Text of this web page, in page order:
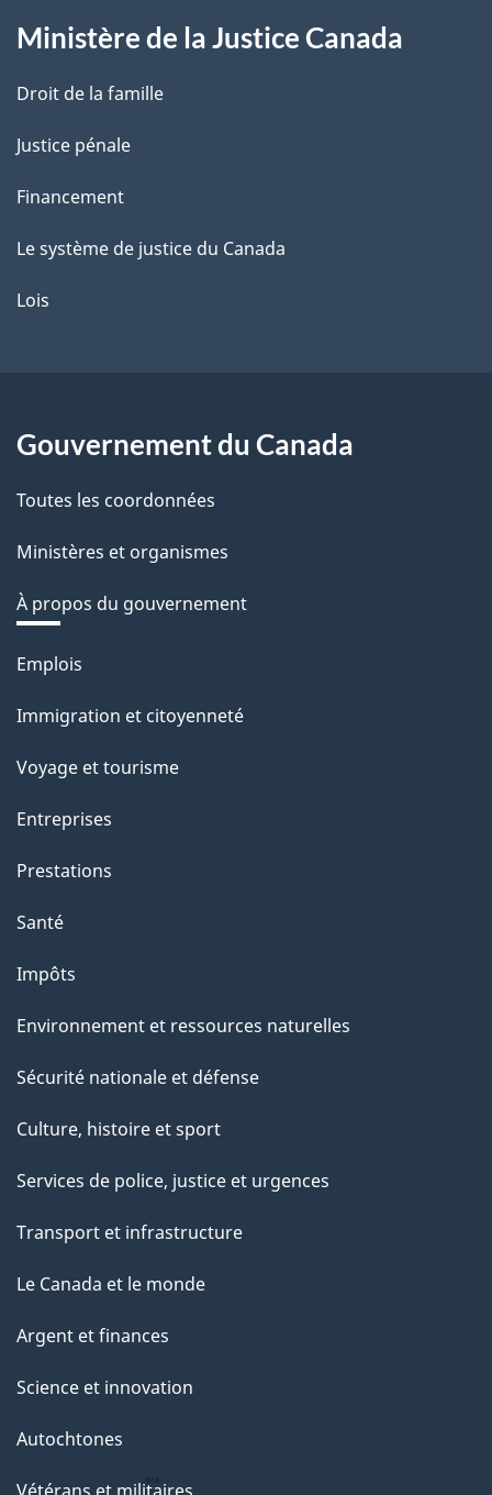
e
Ministère de la Justice Canada
Droit de la famille
Justice pénale
Financement
Le système de justice du Canada
Lois
Gouvernement du Canada
Toutes les coordonnées
Ministères et organismes
À propos du gouvernement
Thèmes
sujets
Emplois
Immigration et citoyenneté
Voyage et tourisme
Entreprises
Prestations
Santé
Impôts
Environnement et ressources naturelles
Sécurité nationale et défense
Culture, histoire et sport
Services de police, justice et urgences
Transport et infrastructure
Le Canada et le monde
Argent et finances
Science et innovation
Autochtones